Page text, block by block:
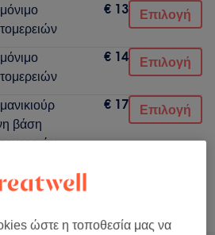
€ 13 Επιλογή
€ 14 Επιλογή
βάση
€ 17 Επιλογή
ώστε η τοποθεσία μας να